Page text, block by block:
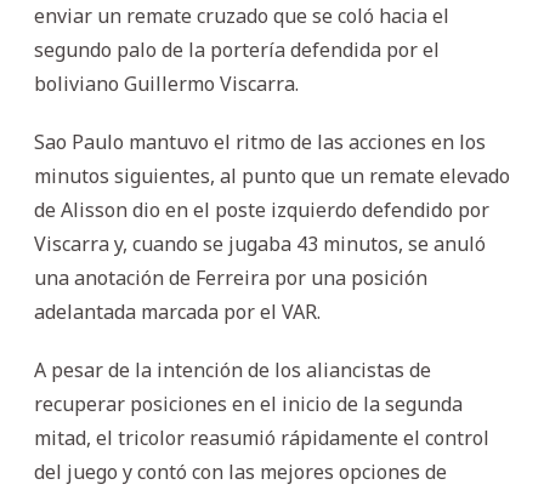
enviar un remate cruzado que se coló hacia el
segundo palo de la portería defendida por el
boliviano Guillermo Viscarra.
Sao Paulo mantuvo el ritmo de las acciones en los
minutos siguientes, al punto que un remate elevado
de Alisson dio en el poste izquierdo defendido por
Viscarra y, cuando se jugaba 43 minutos, se anuló
una anotación de Ferreira por una posición
adelantada marcada por el VAR.
A pesar de la intención de los aliancistas de
recuperar posiciones en el inicio de la segunda
mitad, el tricolor reasumió rápidamente el control
del juego y contó con las mejores opciones de